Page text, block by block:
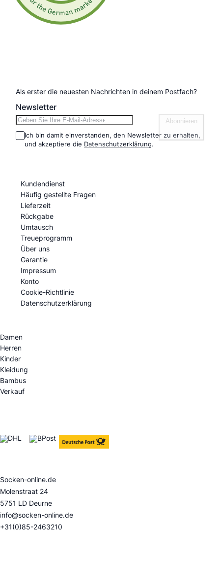
Als erster die neuesten Nachrichten in deinem Postfach?
Newsletter
Ich bin damit einverstanden, den Newsletter zu erhalten,
und akzeptiere die Datenschutzerklärung.
Abonnieren
Kundendienst
Häufig gestellte Fragen
Lieferzeit
Rückgabe
Umtausch
Treueprogramm
Über uns
Garantie
Impressum
Konto
Cookie-Richtlinie
Datenschutzerklärung
Damen
Herren
Kinder
Kleidung
Bambus
Verkauf
Socken-online.de
Molenstraat 24
5751 LD Deurne
info@socken-online.de
+31(0)85-2463210